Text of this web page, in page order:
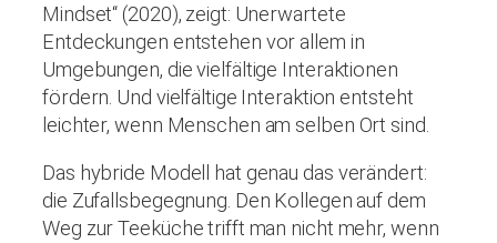
Mindset“ (2020), zeigt: Unerwartete
Entdeckungen entstehen vor allem in
Umgebungen, die vielfältige Interaktionen
fördern. Und vielfältige Interaktion entsteht
leichter, wenn Menschen am selben Ort sind.
Das hybride Modell hat genau das verändert:
die Zufallsbegegnung. Den Kollegen auf dem
Weg zur Teeküche trifft man nicht mehr, wenn